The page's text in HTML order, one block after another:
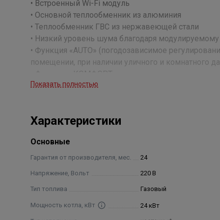
• Встроенный Wi-Fi модуль
• Основной теплообменник из алюминия
• Теплообменник ГВС из нержавеющей стали
• Низкий уровень шума благодаря модулируемому
• Функция «AUTO» (погодозависимое
помещении, при наличии уличного и комнатного
• Функция «КОМФОРТ» - ускоренная подача
• Премиальный дизайн
• Русифицированное меню
• Подключение единой выносной
• Единый протокол связи BusBridgeNet®
• Контроль от 1 до 6 температурных зон
• Производится в Италии из лучших европейских
• Долговечность за счет снижения количества
Показать полностью
Характеристики
Основные
Гарантия от производителя, мес. 24
Напряжение, Вольт 220 В
Тип топлива Газовый
Мощность котла, кВт 24 кВт